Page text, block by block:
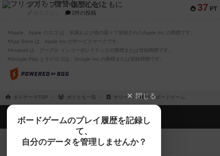
37 PT
フリップ７：復讐心とともに
2件の投稿
※Apple、Apple のロゴ は、米国および他の国々で登録されたApple Inc.の商標です。
※App Store は、Apple Inc.のサービスマークです。
※Android は、グーグル インコーポレイテッドの商標または登録商標です。
※Google Play とそのロゴは、Google Inc.の商標または登録商標です。
ボドゲーマTOP ボドとも一覧 サリー マイボードゲーム
閉じる
ボードゲームのプレイ履歴を記録し
て、
自分のデータを管理しませんか？
ボドゲーマTOP
ボードゲームを検索する